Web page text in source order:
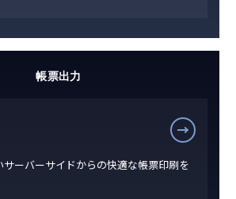
帳票出力
ーバーサイドからの快適な帳票印刷を